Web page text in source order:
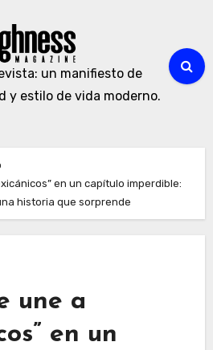
un manifiesto de
y estilo de vida moderno.
en un capítulo imperdible:
historia que sorprende
une a
en un